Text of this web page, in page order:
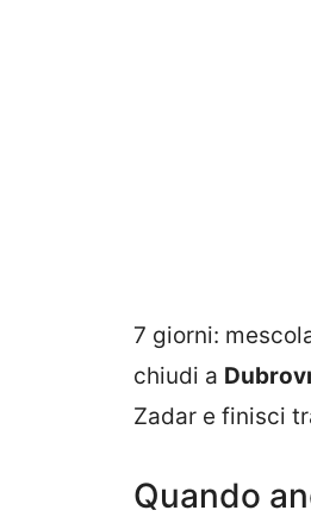
7 giorni:
chiudi a
Zadar e finisci
Quando